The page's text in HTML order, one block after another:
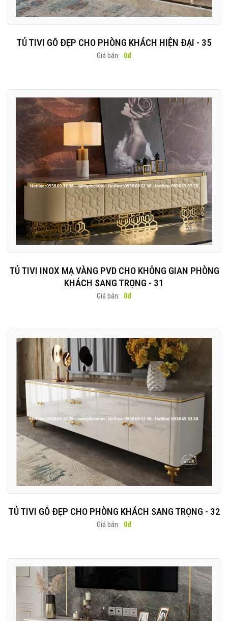
TỦ TIVI GỖ ĐẸP CHO PHÒNG KHÁCH HIỆN ĐẠI - 35
Giá bán: 0đ
TỦ TIVI INOX MẠ VÀNG PVD CHO KHÔNG GIAN PHÒNG
KHÁCH SANG TRỌNG - 31
Giá bán: 0đ
TỦ TIVI GỖ ĐẸP CHO PHÒNG KHÁCH SANG TRỌNG - 32
Giá bán: 0đ